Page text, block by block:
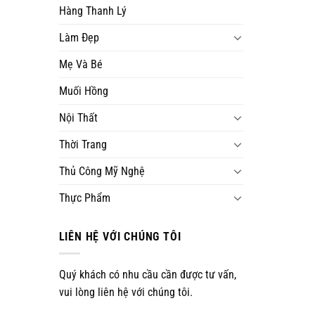
Hàng Thanh Lý
Làm Đẹp
Mẹ Và Bé
Muối Hồng
Nội Thất
Thời Trang
Thủ Công Mỹ Nghệ
Thực Phẩm
LIÊN HỆ VỚI CHÚNG TÔI
Quý khách có nhu cầu cần được tư vấn,
vui lòng liên hệ với chúng tôi.